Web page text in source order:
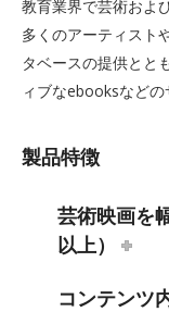
教育業界で芸術およ
多くのアーティスト
タベースの提供とと
ィブなebooksなどの
製品特徴
芸術映画を
以上）
コンテンツ